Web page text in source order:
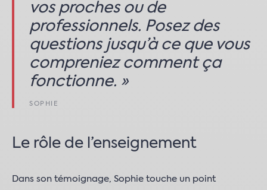
vos proches ou de
professionnels. Posez des
questions jusqu’à ce que vous
compreniez comment ça
fonctionne. »
SOPHIE
Le rôle de l’enseignement
Dans son témoignage, Sophie touche un point